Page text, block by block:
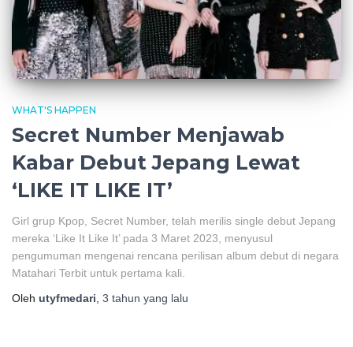
WHAT'S HAPPEN
Secret Number Menjawab
Kabar Debut Jepang Lewat
‘LIKE IT LIKE IT’
Girl grup Kpop, Secret Number, telah merilis single debut Jepang
mereka ‘Like It Like It’ pada 3 Maret 2023, menyusul
pengumuman mengenai rencana perilisan album debut di negara
Matahari Terbit untuk pertama kali.
Oleh utyfmedari, 3 tahun yang lalu